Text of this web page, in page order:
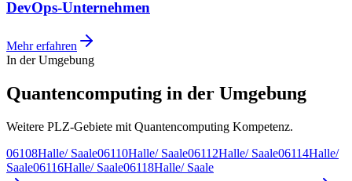
DevOps-Unternehmen
Mehr erfahren
In der Umgebung
Quantencomputing in der Umgebung
Weitere PLZ-Gebiete mit Quantencomputing Kompetenz.
06108Halle/ Saale06110Halle/ Saale06112Halle/ Saale06114Halle/
Saale06116Halle/ Saale06118Halle/ Saale